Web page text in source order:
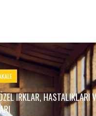
IRKLAR, HASTALIKLARI